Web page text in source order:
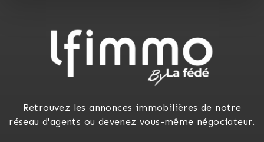
Retrouvez les annonces immobilières de notre
réseau d'agents ou devenez vous-même négociateur.